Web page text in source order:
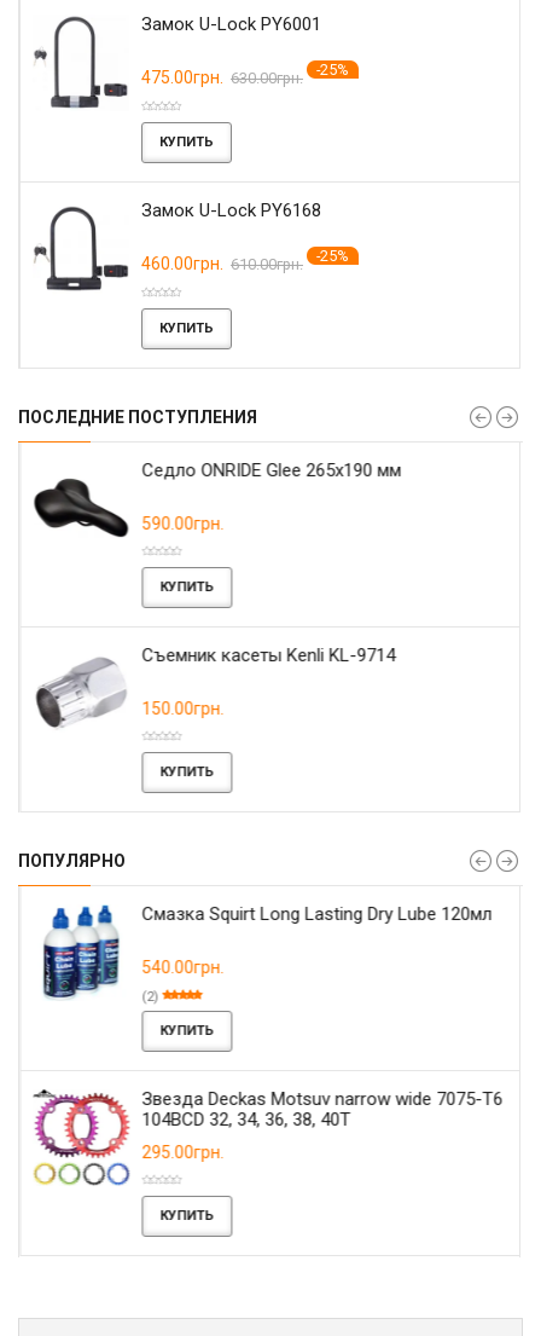
Замок U-Lock PY6001
475.00грн. 630.00грн. -25%
КУПИТЬ
Замок U-Lock PY6168
460.00грн. 610.00грн. -25%
КУПИТЬ
ПОСЛЕДНИЕ ПОСТУПЛЕНИЯ
Седло ONRIDE Glee 265x190 мм
590.00грн.
КУПИТЬ
Съемник касеты Kenli KL-9714
150.00грн.
КУПИТЬ
ПОПУЛЯРНО
Смазка Squirt Long Lasting Dry Lube 120мл
540.00грн.
(2)
КУПИТЬ
Звезда Deckas Motsuv narrow wide 7075-T6
104BCD 32, 34, 36, 38, 40T
295.00грн.
КУПИТЬ